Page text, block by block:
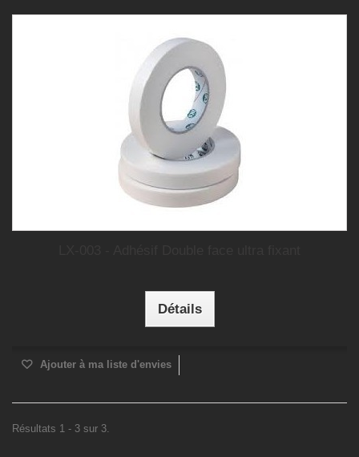
Détails
Ajouter à ma liste d'envies
Résultats 1 - 3 sur 3.